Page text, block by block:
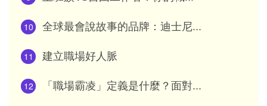
10 全球最會說故事的品牌：迪士尼...
11 建立職場好人脈
12 「職場霸凌」定義是什麼？面對...